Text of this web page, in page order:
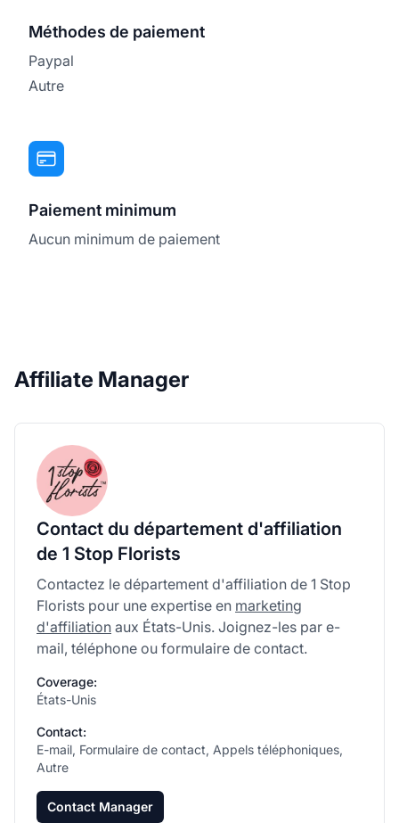
Méthodes de paiement
Paypal
Autre
Paiement minimum
Aucun minimum de paiement
Affiliate Manager
Contact du département d'affiliation
de 1 Stop Florists
Contactez le département d'affiliation de 1 Stop
Florists pour une expertise en marketing
d'affiliation aux États-Unis. Joignez-les par e-
mail, téléphone ou formulaire de contact.
Coverage:
États-Unis
Contact:
E-mail, Formulaire de contact, Appels téléphoniques,
Autre
Contact Manager